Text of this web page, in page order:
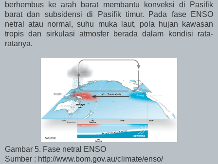
berhembus ke arah barat membantu konveksi di Pasifik
barat dan subsidensi di Pasifik timur. Pada fase ENSO
netral atau normal, suhu muka laut, pola hujan kawasan
tropis dan sirkulasi atmosfer berada dalam kondisi rata-
ratanya.
Gambar 5. Fase netral ENSO
Sumber : http://www.bom.gov.au/climate/enso/